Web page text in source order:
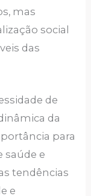
mas
social
das
de
da
para
saúde e
tendências
e